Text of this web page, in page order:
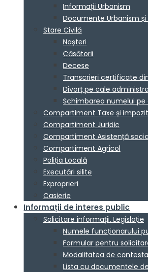
Informații Urbanism
Documente Urbanism și
Stare Civilă
Nașteri
Căsătorii
Decese
Transcrieri certificate
Divorț pe cale
Schimbarea numelui
Compartiment Taxe și
Compartiment Juridic
Compartiment Asistență
Compartiment Agricol
Poliția Locală
Executări silite
Exproprieri
Casierie
Informații de interes public
Solicitare informații. Legislație
Numele funcționarului
Formular pentru
Modalitatea de
Lista cu documentele